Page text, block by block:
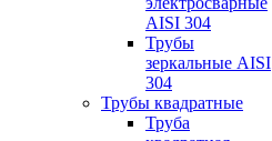
AISI 304
Трубы
зеркальные AISI
304
Трубы квадратные
Труба